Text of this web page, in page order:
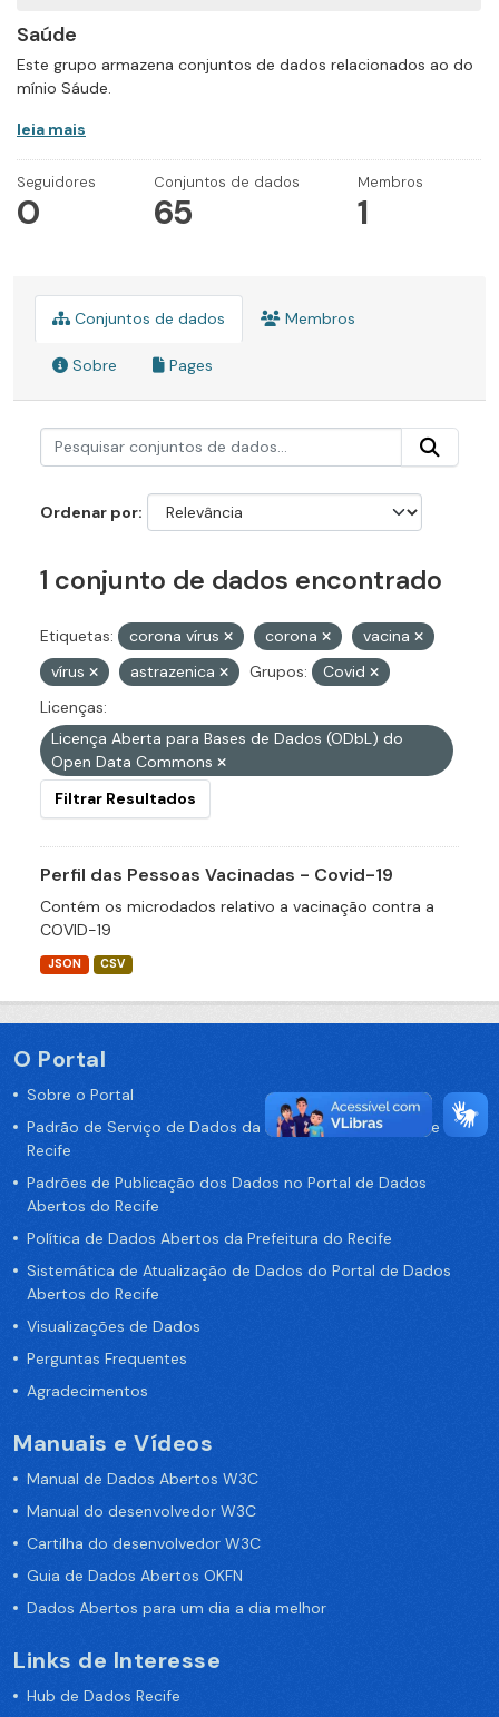
Saúde
Este grupo armazena conjuntos de dados relacionados ao do
mínio Sáude.
leia mais
Seguidores
0
Conjuntos de dados
65
Membros
1
Conjuntos de dados Membros
Sobre Pages
Ordenar por
1 conjunto de dados encontrado
Etiquetas: corona vírus corona
vacina
vírus
astrazenica Grupos:
Covid
Licenças:
Licença Aberta para Bases de Dados (ODbL) do
Open Data Commons
Filtrar Resultados
Perfil das Pessoas Vacinadas - Covid-19
Contém os microdados relativo a vacinação contra a
COVID-19
JSON CSV
O Portal
Sobre o Portal
Padrão de Serviço de Dados da Prefeitura da Cidade de
Recife
Padrões de Publicação dos Dados no Portal de Dados
Abertos do Recife
Política de Dados Abertos da Prefeitura do Recife
Sistemática de Atualização de Dados do Portal de Dados
Abertos do Recife
Visualizações de Dados
Perguntas Frequentes
Agradecimentos
Manuais e Vídeos
Manual de Dados Abertos W3C
Manual do desenvolvedor W3C
Cartilha do desenvolvedor W3C
Guia de Dados Abertos OKFN
Dados Abertos para um dia a dia melhor
Links de Interesse
Hub de Dados Recife